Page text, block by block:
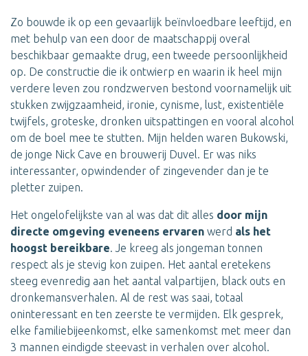
Zo bouwde ik op een gevaarlijk beïnvloedbare leeftijd, en
met behulp van een door de maatschappij overal
beschikbaar gemaakte drug, een tweede persoonlijkheid
op. De constructie die ik ontwierp en waarin ik heel mijn
verdere leven zou rondzwerven bestond voornamelijk uit
stukken zwijgzaamheid, ironie, cynisme, lust, existentiële
twijfels, groteske, dronken uitspattingen en vooral alcohol
om de boel mee te stutten. Mijn helden waren Bukowski,
de jonge Nick Cave en brouwerij Duvel. Er was niks
interessanter, opwindender of zingevender dan je te
pletter zuipen.
Het ongelofelijkste van al was dat dit alles door mijn
directe omgeving eveneens ervaren werd als het
hoogst bereikbare. Je kreeg als jongeman tonnen
respect als je stevig kon zuipen. Het aantal eretekens
steeg evenredig aan het aantal valpartijen, black outs en
dronkemansverhalen. Al de rest was saai, totaal
oninteressant en ten zeerste te vermijden. Elk gesprek,
elke familiebijeenkomst, elke samenkomst met meer dan
3 mannen eindigde steevast in verhalen over alcohol.